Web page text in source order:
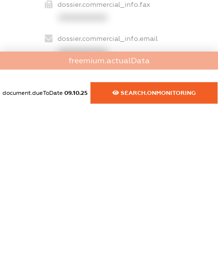
dossier.commercial_info.fax
dossier.commercial_info.email
XXXXXXXXXX
freemium.actualData
document.dueToDate 09.10.25 SEARCH.ONMONITORING